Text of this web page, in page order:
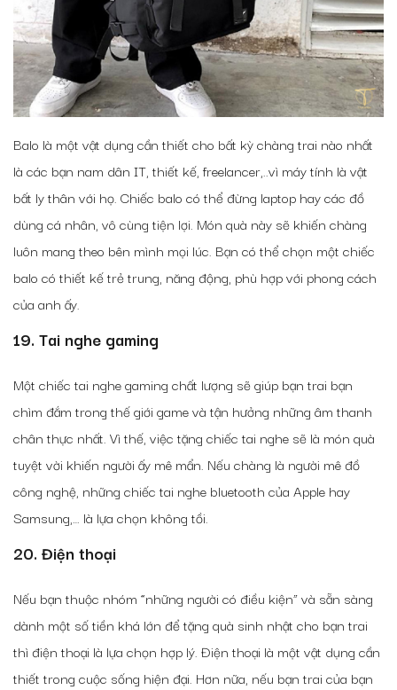
Balo là một vật dụng cần thiết cho bất kỳ chàng trai nào nhất
là các bạn nam dân IT, thiết kế, freelancer,..vì máy tính là vật
bất ly thân với họ. Chiếc balo có thể đừng laptop hay các đồ
dùng cá nhân, vô cùng tiện lợi. Món quà này sẽ khiến chàng
luôn mang theo bên mình mọi lúc. Bạn có thể chọn một chiếc
balo có thiết kế trẻ trung, năng động, phù hợp với phong cách
của anh ấy.
19. Tai nghe gaming
Một chiếc tai nghe gaming chất lượng sẽ giúp bạn trai bạn
chìm đắm trong thế giới game và tận hưởng những âm thanh
chân thực nhất. Vì thế, việc tặng chiếc tai nghe sẽ là món quà
tuyệt vời khiến người ấy mê mẩn. Nếu chàng là người mê đồ
công nghệ, những chiếc tai nghe bluetooth của Apple hay
Samsung,… là lựa chọn không tồi.
20. Điện thoại
Nếu bạn thuộc nhóm “những người có điều kiện” và sẵn sàng
dành một số tiền khá lớn để tặng quà sinh nhật cho bạn trai
thì điện thoại là lựa chọn hợp lý. Điện thoại là một vật dụng cần
thiết trong cuộc sống hiện đại. Hơn nữa, nếu bạn trai của bạn